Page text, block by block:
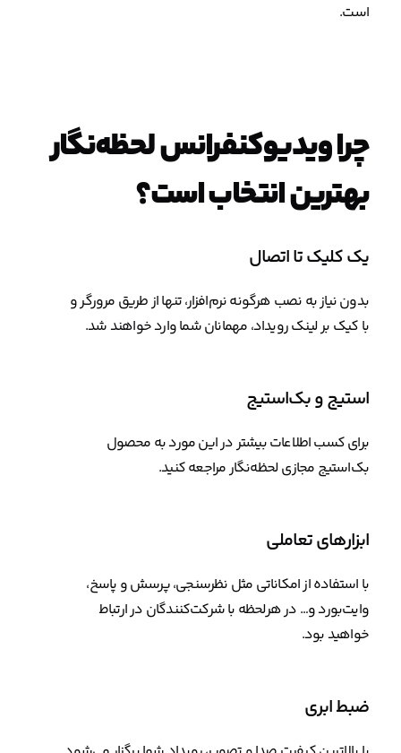
است.
چرا ویدیوکنفرانس لحظه‌نگار
بهترین انتخاب است؟
یک کلیک تا اتصال
بدون نیاز به نصب هرگونه نرم‌افزار، تنها از طریق مرورگر و
با کیک بر لینک رویداد، مهمانان شما وارد خواهند شد.
استیج و بک‌استیج
برای کسب اطلاعات بیشتر در این مورد به محصول
بک‌استیج مجازی لحظه‌نگار مراجعه کنید.
ابزارهای تعاملی
با استفاده از امکاناتی مثل نظرسنجی، پرسش و پاسخ،
وایت‌بورد و… در هرلحظه با شرکت‌کنندگان در ارتباط
خواهید بود.
ضبط ابری